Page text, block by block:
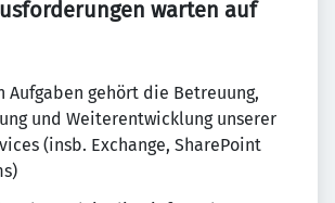
warten auf
Aufgaben gehört die Betreuung,
und Weiterentwicklung unserer
(insb. Exchange, SharePoint